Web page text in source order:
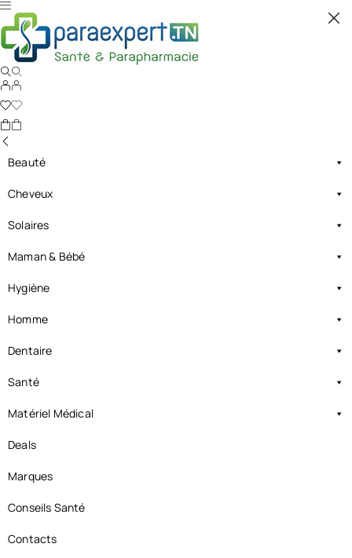
Beauté
Cheveux
Solaires
Maman & Bébé
Hygiène
Homme
Dentaire
Santé
Matériel Médical
Deals
Marques
Conseils Santé
Contacts